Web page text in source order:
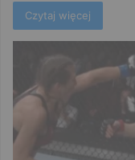
Czytaj więcej